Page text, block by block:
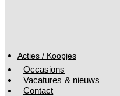
Acties / Koopjes
Occasions
Vacatures & nieuws
Contact